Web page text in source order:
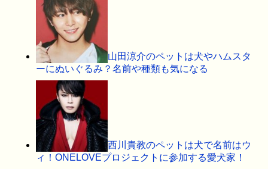
山田涼介のペットは犬やハムスタ
ーにぬいぐるみ？名前や種類も気になる
西川貴教のペットは犬で名前はウ
ィ！ONELOVEプロジェクトに参加する愛犬家！